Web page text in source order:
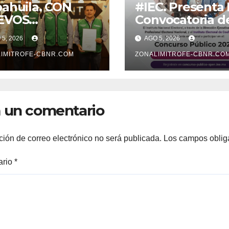
CON
5, 2026
CBNR.COM
#IEC. Presenta
Convocatoria
Concurso
2026
AGO 5, 2026
ZONALIMITROFE-
un comentario
de correo electrónico no será publicada. Los campos
*